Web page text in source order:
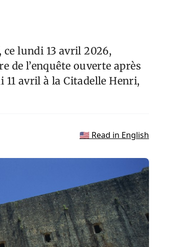
lundi 13 avril 2026,
de l’enquête ouverte après
avril à la Citadelle Henri,
🇺🇸 Read in English